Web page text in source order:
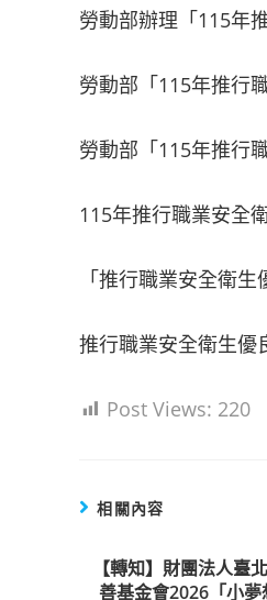
勞動部辦理「115年
勞動部「115年推行
勞動部「115年推行
115年推行職業安全
「推行職業安全衛
推行職業安全衛生優
Post Views: 220
相關內容
【轉知】財團法人臺
善基金會2026「小